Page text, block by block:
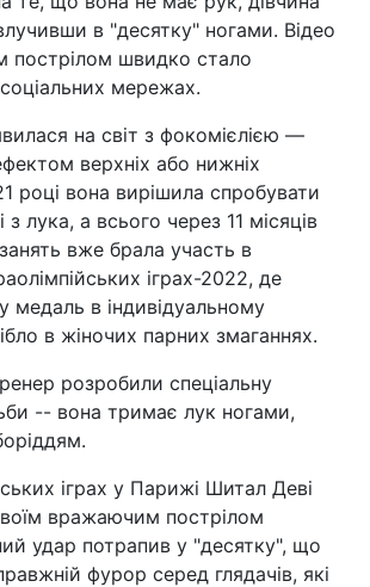
в "десятку" ногами. Відео
пострілом швидко стало
мережах.
на світ з фокомієлією —
верхніх або нижніх
році вона вирішила спробувати
з лука, а всього через 11 місяців
вже брала участь в
іграх-2022, де
медаль в індивідуальному
в жіночих парних змаганнях.
розробили спеціальну
-- вона тримає лук ногами,
іграх у Парижі Шитал Деві
вражаючим пострілом
удар потрапив у "десятку", що
фурор серед глядачів, які